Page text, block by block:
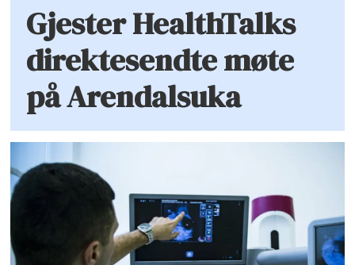
Gjester HealthTalks
direktesendte møte
på Arendalsuka